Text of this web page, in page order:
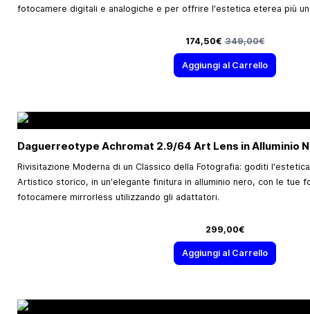
fotocamere digitali e analogiche e per offrire l'estetica eterea più
Prezzo speciale
174,50€ Prezzo predefinito
349,00€
Aggiungi al Carrello
Daguerreotype Achromat 2.9/64 Art Lens in Alluminio
Rivisitazione Moderna di un Classico della Fotografia: goditi
Artistico storico, in un'elegante finitura in alluminio nero, con le tue
fotocamere mirrorless utilizzando gli adattatori.
299,00€
Aggiungi al Carrello